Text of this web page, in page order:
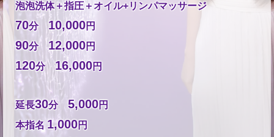
泡泡洗体＋指圧＋オイル+リンパマッサージ
70分 10,000円
90分12,000円
120分16,000円
延長30分 5,000円
本指名 1,000円